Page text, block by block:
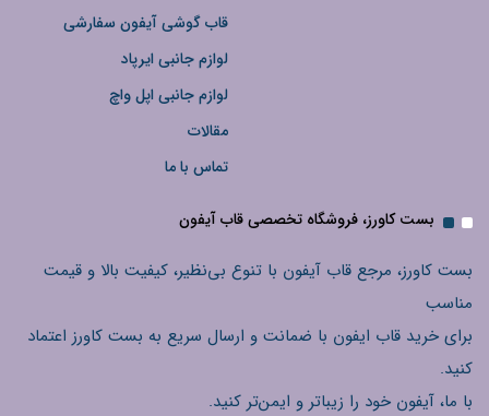
قاب گوشی آیفون سفارشی
لوازم جانبی ایرپاد
لوازم جانبی اپل واچ
مقالات
تماس با ما
بست کاورز، فروشگاه تخصصی قاب آیفون
بست کاورز، مرجع قاب آیفون با تنوع بی‌نظیر، کیفیت بالا و قیمت
مناسب
برای خرید قاب ایفون با ضمانت و ارسال سریع به بست کاورز اعتماد
کنید.
با ما، آیفون خود را زیباتر و ایمن‌تر کنید.